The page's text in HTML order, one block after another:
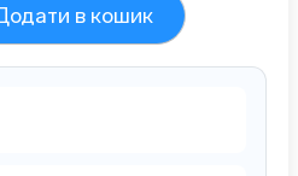
в кошик